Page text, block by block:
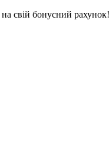
на свій бонусний рахунок!